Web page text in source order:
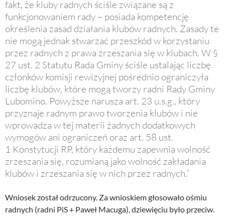
fakt, że kluby radnych ściśle związane są z
funkcjonowaniem rady – posiada kompetencję
określenia zasad działania klubów radnych. Zasady te
nie mogą jednak stwarzać przeszkód w korzystaniu
przez radnych z prawa zrzeszania się w klubach. W §
27 ust. 2 Statutu Rada Gminy ściśle ustalając liczbę
członków komisji rewizyjnej pośrednio ograniczyła
liczbę klubów, które mogą tworzy radni Rady Gminy
Lubomino. Powyższe narusza art. 23 u.s.g., który
przyznaje radnym prawo tworzenia klubów i nie
wprowadza w tej materii żadnych dodatkowych
wymogów ani ograniczeń oraz art. 58 ust.
1 Konstytucji RP, który każdemu zapewnia wolność
zrzeszania się, rozumianą jako wolność zakładania
klubów i zrzeszania się w nich przez radnych.”
Wniosek został odrzucony. Za wnioskiem głosowało ośmiu
radnych (radni PiS + Paweł Macuga), dziewięciu było przeciw.